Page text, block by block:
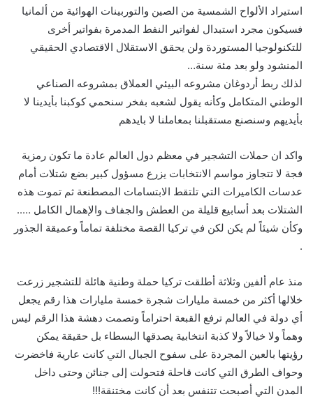
استيراد الألواح الشمسية من الصين والتوربينات الهوائية من ألمانيا
فسيكون مجرد استبدال لفواتير النفط المدمرة بفواتير أخرى
للتكنولوجيا المستوردة ولن يحقق الاستقلال الاقتصادي الحقيقي
المنشود ولو بعد مئة سنة…
لذلك ربط أردوغان مشروعه البيئي العملاق بمشروعه الصناعي
الوطني المتكامل وكأنه يقول لشعبه بفخر سنحمي كوكبنا بأيدينا لا
بأيديهم وسنصنع مستقبلنا بمعاملنا لا بايدهم
واكد ان حملات التشجير في معظم دول العالم عادة ما تكون رمزية
فجة لا تتجاوز مواسم الانتخابات يزرع مسؤول كبير بضع شتلات أمام
عدسات الكاميرات التي تلتقط الابتسامات المصطنعة ثم تموت هذه
الشتلات بعد أسابيع قليلة من العطش والجفاف والإهمال الكامل …..
وكأن شيئاً لم يكن لكن في تركيا القصة مختلفة تماماً وعميقة الجذور
.
منذ عام ألفين وثلاثة أطلقت تركيا حملة وطنية هائلة للتشجير زرعت
خلالها أكثر من خمسة مليارات شجرة خمسة مليارات هذا رقم يجعل
أي دولة في العالم ترفع القبعة احتراماً وتصمت دهشة هذا الرقم ليس
وهماً ولا خيالاً ولا كذبة انتخابية يصدقها البسطاء بل حقيقة يمكن
رؤيتها بالعين المجردة على سفوح الجبال التي كانت عارية فاخضرت
وحواف الطرق التي كانت قاحلة فتحولت إلى جنائن وحتى داخل
المدن التي أصبحت تتنفس بعد أن كانت مختنقة!!!